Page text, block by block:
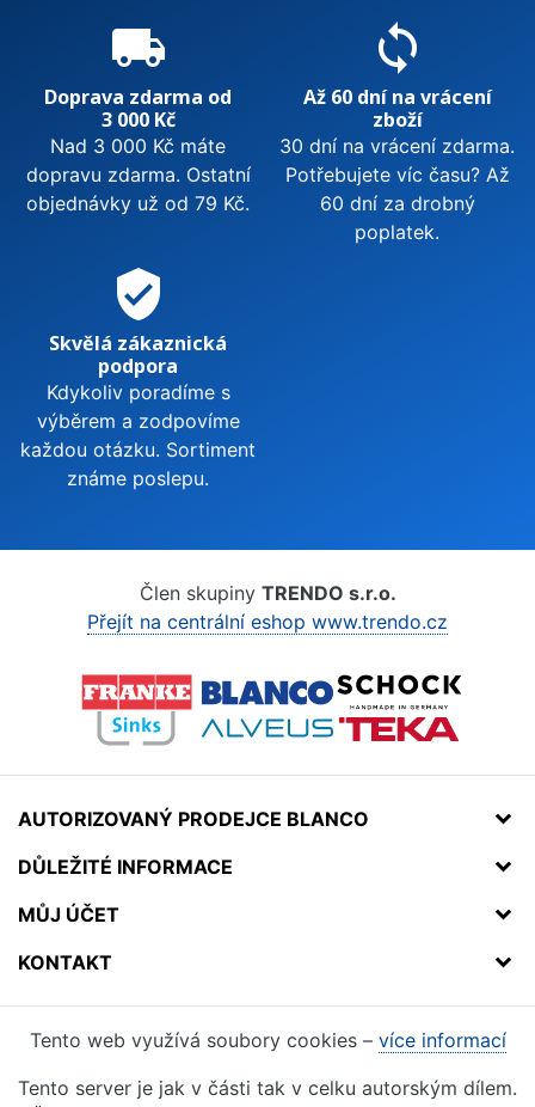
local_shipping
Doprava zdarma od
3 000 Kč
Nad 3 000 Kč máte
dopravu zdarma. Ostatní
objednávky už od 79 Kč.
sync
Až 60 dní na vrácení
zboží
30 dní na vrácení zdarma.
Potřebujete víc času? Až
60 dní za drobný
poplatek.
verified_user
Skvělá zákaznická
podpora
Kdykoliv poradíme s
výběrem a zodpovíme
každou otázku. Sortiment
známe poslepu.
Člen skupiny TRENDO s.r.o.
Přejít na centrální eshop www.trendo.cz
AUTORIZOVANÝ PRODEJCE BLANCO
DŮLEŽITÉ INFORMACE
MŮJ ÚČET
KONTAKT
Tento web využívá soubory cookies – více informací
Tento server je jak v části tak v celku autorským dílem.